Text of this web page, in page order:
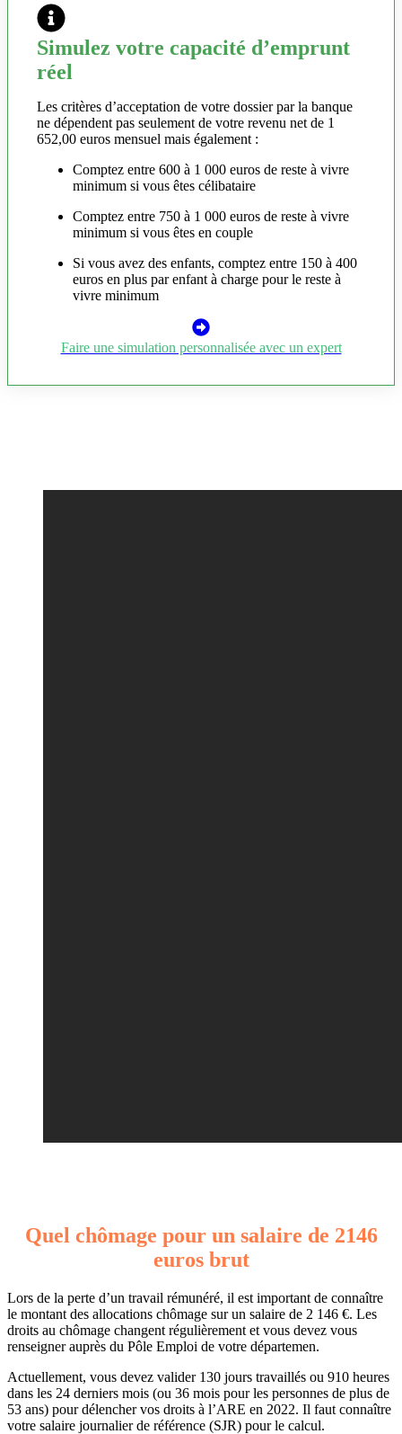
Simulez votre capacité d’emprunt
réel
Les critères d’acceptation de votre dossier par la banque
ne dépendent pas seulement de votre revenu net de 1
652,00 euros mensuel mais également :
Comptez entre 600 à 1 000 euros de reste à vivre
minimum si vous êtes célibataire
Comptez entre 750 à 1 000 euros de reste à vivre
minimum si vous êtes en couple
Si vous avez des enfants, comptez entre 150 à 400
euros en plus par enfant à charge pour le reste à
vivre minimum
Faire une simulation personnalisée avec un expert
Quel chômage pour un salaire de 2146
euros brut
Lors de la perte d’un travail rémunéré, il est important de connaître
le montant des allocations chômage sur un salaire de 2 146 €. Les
droits au chômage changent régulièrement et vous devez vous
renseigner auprès du Pôle Emploi de votre départemen.
Actuellement, vous devez valider 130 jours travaillés ou 910 heures
dans les 24 derniers mois (ou 36 mois pour les personnes de plus de
53 ans) pour délencher vos droits à l’ARE en 2022. Il faut connaître
votre salaire journalier de référence (SJR) pour le calcul.